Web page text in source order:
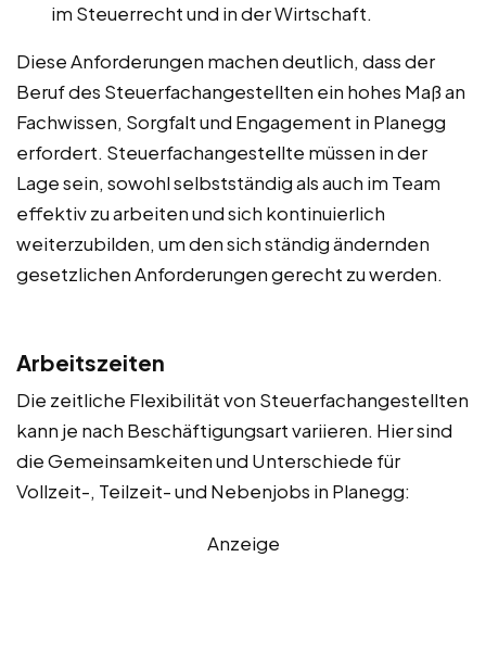
im Steuerrecht und in der Wirtschaft.
Diese Anforderungen machen deutlich, dass der
Beruf des Steuerfachangestellten ein hohes Maß an
Fachwissen, Sorgfalt und Engagement in Planegg
erfordert. Steuerfachangestellte müssen in der
Lage sein, sowohl selbstständig als auch im Team
effektiv zu arbeiten und sich kontinuierlich
weiterzubilden, um den sich ständig ändernden
gesetzlichen Anforderungen gerecht zu werden.
Arbeitszeiten
Die zeitliche Flexibilität von Steuerfachangestellten
kann je nach Beschäftigungsart variieren. Hier sind
die Gemeinsamkeiten und Unterschiede für
Vollzeit-, Teilzeit- und Nebenjobs in Planegg:
Anzeige